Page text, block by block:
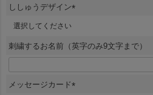
須
ししゅうデザイン
須
)
刺繍するお名前（英字のみ9文字まで）
メッセージカード